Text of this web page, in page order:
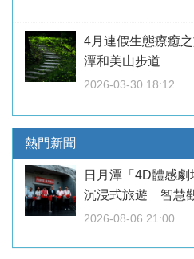
4月連假生態療癒
潭和美山步道
2026-03-30 18:12
熱門新聞
日月潭「4D體感
沉浸式旅遊 智慧
2026-08-06 21:00